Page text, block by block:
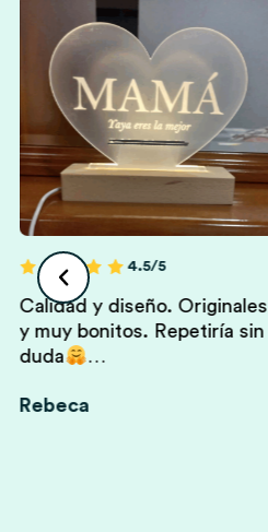
Abuelos Y Abuelas
4.5/5
Calidad y diseño. Originales
y muy bonitos. Repetiría sin
duda
…
Rebeca